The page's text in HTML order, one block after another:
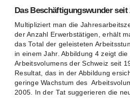
Das Beschäftigungswunder seit
Multipliziert man die
der Anzahl Erwerbstätigen, erhält
das Total der geleisteten
in einem Jahr. Abbildung 4 zeigt
Arbeitsvolumens der Schweiz seit
Resultat, das in der Abbildung
geringe Wachstum des
2005. In der Tat suggerieren die